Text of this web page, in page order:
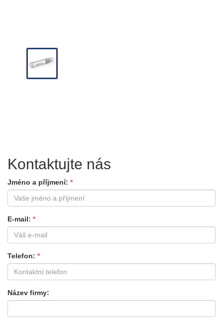
Kontaktujte nás
Jméno a příjmení
E-mail
Telefon
Název firmy